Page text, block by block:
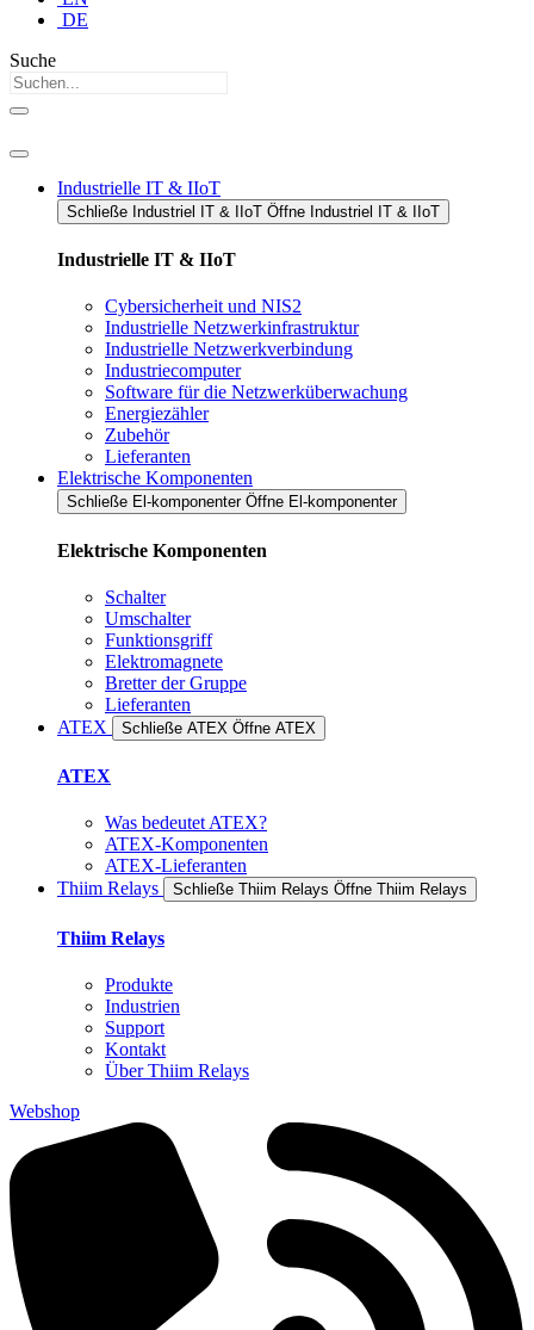
DE
Suche
Industrielle IT & IIoT
Schließe Industriel IT & IIoT​ Öffne Industriel IT & IIoT​
Industrielle IT & IIoT
Cybersicherheit und NIS2
Industrielle Netzwerkinfrastruktur
Industrielle Netzwerkverbindung
Industriecomputer
Software für die Netzwerküberwachung
Energiezähler
Zubehör
Lieferanten
Elektrische Komponenten
Schließe El-komponenter Öffne El-komponenter
Elektrische Komponenten
Schalter
Umschalter
Funktionsgriff
Elektromagnete
Bretter der Gruppe
Lieferanten
ATEX
Schließe ATEX Öffne ATEX
ATEX
Was bedeutet ATEX?
ATEX-Komponenten
ATEX-Lieferanten
Thiim Relays
Schließe Thiim Relays​ Öffne Thiim Relays​
Thiim Relays
Produkte
Industrien
Support
Kontakt
Über Thiim Relays
Webshop